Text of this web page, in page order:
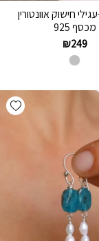
חישוק אוונטורין
מכסף 925
₪249